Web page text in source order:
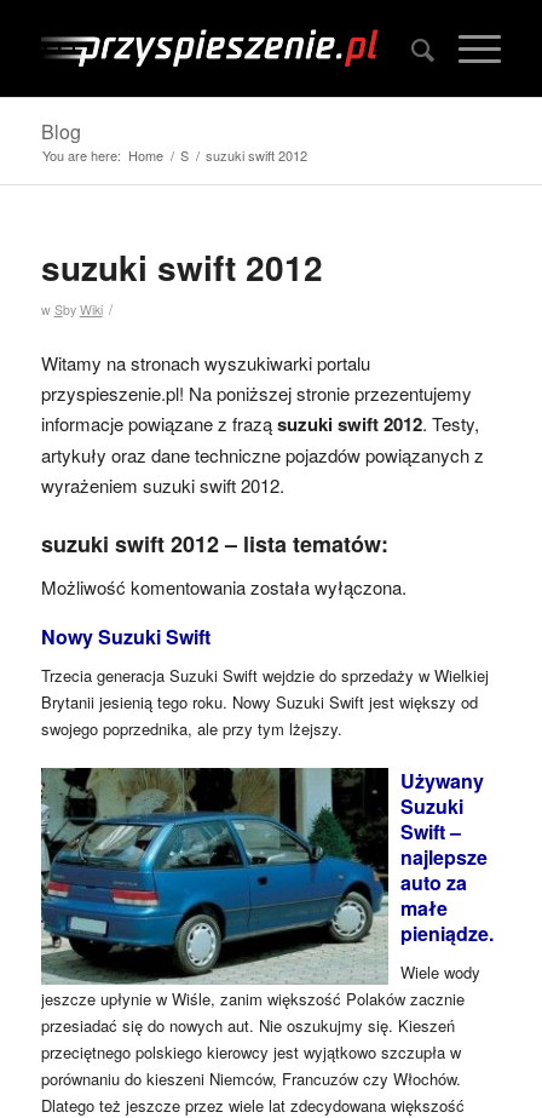
Blog
You are here: Home / S / suzuki swift 2012
suzuki swift 2012
w S /
by Wiki
Witamy na stronach wyszukiwarki portalu
przyspieszenie.pl! Na poniższej stronie przezentujemy
informacje powiązane z fraząsuzuki swift 2012. Testy,
artykuły oraz dane techniczne pojazdów powiązanych z
wyrażeniem suzuki swift 2012.
suzuki swift 2012 – lista tematów:
Możliwość komentowania została wyłączona.
Nowy Suzuki Swift
Trzecia generacja Suzuki Swift wejdzie do sprzedaży w Wielkiej
Brytanii jesienią tego roku. Nowy Suzuki Swift jest większy od
swojego poprzednika, ale przy tym lżejszy.
Używany
Suzuki
Swift –
najlepsze
auto za
małe
pieniądze.
Wiele wody
jeszcze upłynie w Wiśle, zanim większość Polaków zacznie
przesiadać się do nowych aut. Nie oszukujmy się. Kieszeń
przeciętnego polskiego kierowcy jest wyjątkowo szczupła w
porównaniu do kieszeni Niemców, Francuzów czy Włochów.
Dlatego też jeszcze przez wiele lat zdecydowana większość